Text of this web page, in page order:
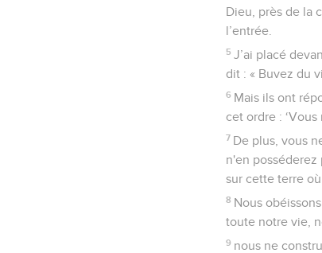
Dieu, près de la
l’entrée.
5 J’ai placé
dit : « Buvez du
6 Mais ils ont
cet ordre :
7 De plus, vous
n'en posséderez
sur cette terre
8 Nous
toute notre vie,
9 nous ne